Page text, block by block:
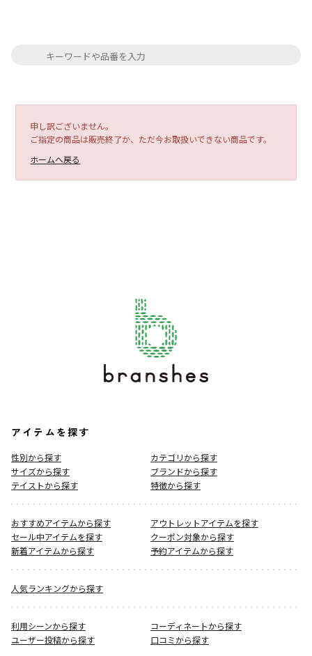
申し訳ございません。
ご指定の商品は販売終了か、ただ今お取扱いできない商品です。
ホームへ戻る
アイテムを探す
性別から探す
カテゴリから探す
サイズから探す
ブランドから探す
テイストから探す
特徴から探す
おすすめアイテムから探す
アウトレットアイテムを探す
セール中アイテムを探す
クーポン対象から探す
新着アイテムから探す
予約アイテムから探す
人気ランキングから探す
利用シーンから探す
コーディネートから探す
ユーザー投稿から探す
口コミから探す